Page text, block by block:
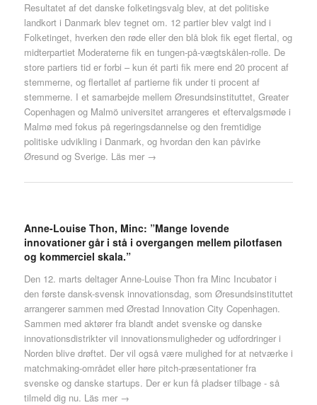
Resultatet af det danske folketingsvalg blev, at det politiske
landkort i Danmark blev tegnet om. 12 partier blev valgt ind i
Folketinget, hverken den røde eller den blå blok fik eget flertal, og
midterpartiet Moderaterne fik en tungen-på-vægtskålen-rolle. De
store partiers tid er forbi – kun ét parti fik mere end 20 procent af
stemmerne, og flertallet af partierne fik under ti procent af
stemmerne. I et samarbejde mellem Øresundsinstituttet, Greater
Copenhagen og Malmö universitet arrangeres et eftervalgsmøde i
Malmø med fokus på regeringsdannelse og den fremtidige
politiske udvikling i Danmark, og hvordan den kan påvirke
Øresund og Sverige. Läs mer →
Anne-Louise Thon, Minc: ”Mange lovende
innovationer går i stå i overgangen mellem pilotfasen
og kommerciel skala.”
Den 12. marts deltager Anne-Louise Thon fra Minc Incubator i
den første dansk-svensk innovationsdag, som Øresundsinstituttet
arrangerer sammen med Ørestad Innovation City Copenhagen.
Sammen med aktører fra blandt andet svenske og danske
innovationsdistrikter vil innovationsmuligheder og udfordringer i
Norden blive drøftet. Der vil også være mulighed for at netværke i
matchmaking-området eller høre pitch-præsentationer fra
svenske og danske startups. Der er kun få pladser tilbage - så
tilmeld dig nu. Läs mer →